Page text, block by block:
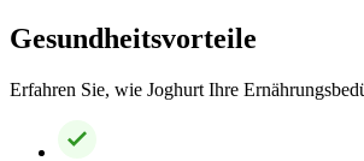
Gesundheitsvorteile
Erfahren Sie, wie Joghurt Ihre